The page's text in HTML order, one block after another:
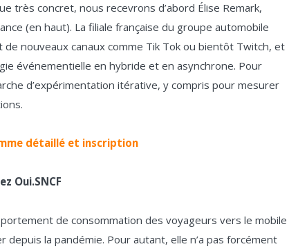
très concret, nous recevrons d’abord Élise Remark,
(en haut). La filiale française du groupe automobile
nouveaux canaux comme Tik Tok ou bientôt Twitch, et
événementielle en hybride et en asynchrone. Pour
d’expérimentation itérative, y compris pour mesurer
détaillé et inscription
Oui.SNCF
de consommation des voyageurs vers le mobile
la pandémie. Pour autant, elle n’a pas forcément